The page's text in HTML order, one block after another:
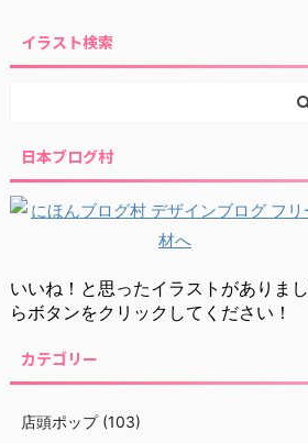
イラスト検索
日本ブログ村
いいね！と思ったイラストがありま
らボタンをクリックしてください！
カテゴリー
店頭ポップ (103)